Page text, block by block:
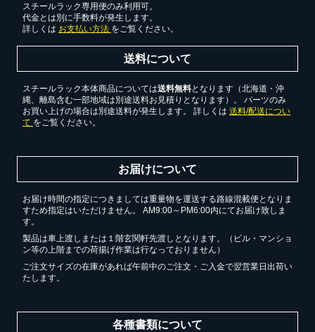
スチールラック専用便のみ利用可。
代金とは別に手数料が発生します。
詳しくは お支払い方法 をご覧ください。
送料について
スチールラック本体商品については送料無料となります（北海道・沖
縄、離島含む一部地域は別途送料お見積りとなります）。 パーツのみ
お買い上げの場合は別途送料が発生します。 詳しくは 送料/配送につい
て をご覧ください。
お届けについて
お届け時間の指定につきましては重量物を運送する路線混載便となりま
すため指定はいただけません。 AM9:00～PM6:00内にてお届け致しま
す。
製品は車上渡しまたは１階玄関軒先渡しとなります。（ビル・マンショ
ン等の上階までの荷揚げ作業は行なっておりません）
ご注文サイズの在庫があれば午前中のご注文・ご入金で翌営業日出荷い
たします。
各種書類について